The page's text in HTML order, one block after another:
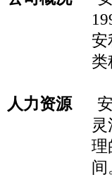
安
类
人力资源
理
间